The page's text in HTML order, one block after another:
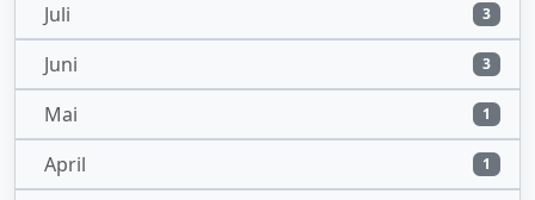
Juli
3
Juni 3
Mai 1
April 1